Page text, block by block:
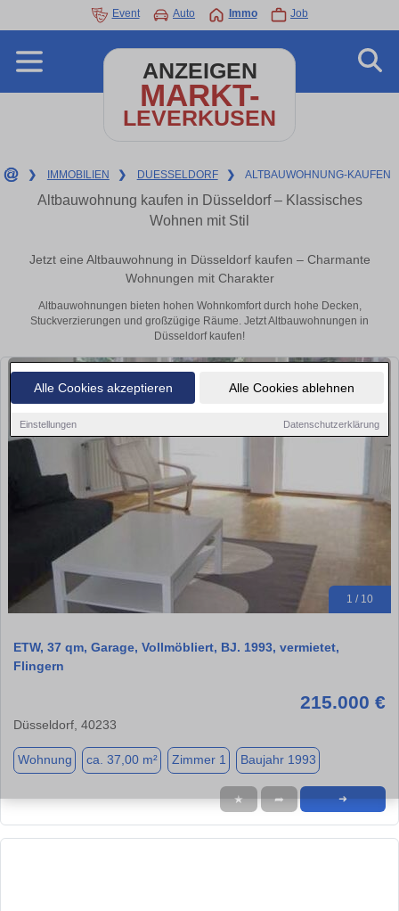
Alle Cookies akzeptieren Alle Cookies ablehnen
Einstellungen Datenschutzerklärung
Event Auto Immo Job
ANZEIGEN
MARKT-
LEVERKUSEN
❯ IMMOBILIEN ❯ DUESSELDORF ❯ ALTBAUWOHNUNG-KAUFEN
Altbauwohnung kaufen in Düsseldorf – Klassisches
Wohnen mit Stil
Jetzt eine Altbauwohnung in Düsseldorf kaufen – Charmante
Wohnungen mit Charakter
Altbauwohnungen bieten hohen Wohnkomfort durch hohe Decken,
Stuckverzierungen und großzügige Räume. Jetzt Altbauwohnungen in
Düsseldorf kaufen!
1 / 10
ETW, 37 qm, Garage, Vollmöbliert, BJ. 1993, vermietet,
Flingern
215.000 €
Düsseldorf, 40233
Wohnung ca. 37,00 m² Zimmer 1 Baujahr 1993
★ ➦ ➜